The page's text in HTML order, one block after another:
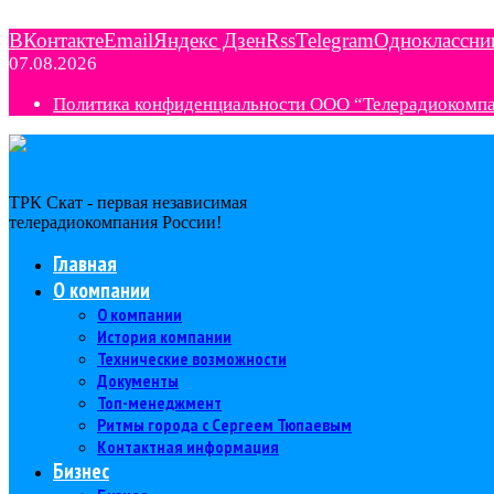
ВКонтактеEmailЯндекс ДзенRssTelegram
07.08.2026
Политика конфиденциальности ООО
ТРК Скат - первая независимая
телерадиокомпания Роcсии!
Главная
О компании
О компании
История компании
Технические возможности
Документы
Топ-менеджмент
Ритмы города с Сергеем Тюпаевым
Контактная информация
Бизнес